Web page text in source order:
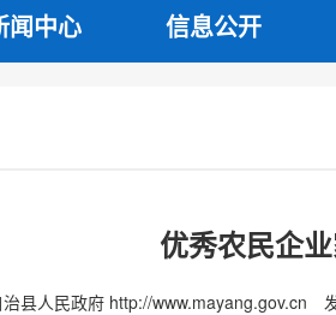
闻中心 信息公开
优秀农民企
县人民政府 http://www.mayang.gov.cn